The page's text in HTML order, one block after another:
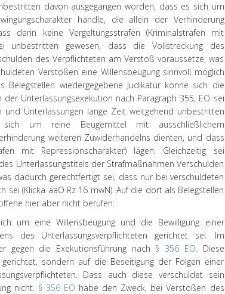
davon ausgegangen worden, dass es sich um
handle, die allein der Verhinderung
darin keine Vergeltungsstrafen (Kriminalstrafen mit
unbestritten gewesen, dass die Vollstreckung des
des Verpflichteten am Verstoß voraussetze, was
Verstößen eine Willensbeugung sinnvoll möglich
wiedergegebene Judikatur könne sich die
der Unterlassungsexekution nach Paragraph 355, EO sei
Unterlassungen lange Zeit weitgehend unbestritten
um reine Beugemittel mit ausschließlichem
weiteren Zuwiderhandelns dienten, und dass
mit Repressionscharakter) lägen. Gleichzeitig sei
Unterlassungstitels der Strafmaßnahmen Verschulden
dadurch gerechtfertigt sei, dass nur bei verschuldeten
sei (Klicka aaO Rz 16 mwN). Auf die dort als Belegstellen
hier aber nicht berufen:
um eine Willensbeugung und die Bewilligung einer
des Unterlassungsverpflichteten gerichtet sei. Im
gegen die Exekutionsführung nach § 356 EO. Diese
sondern auf die Beseitigung der Folgen einer
Dass auch diese verschuldet sein
nicht. § 356 EO habe den Zweck, bei Verstößen des